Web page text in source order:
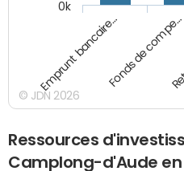
Emprunt bancaire…Fonds de compe…
0k
© JDN 2026
Ressources
Camplong-d'Aude en